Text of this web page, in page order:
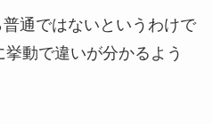
通ではないというわけで
動で違いが分かるよう